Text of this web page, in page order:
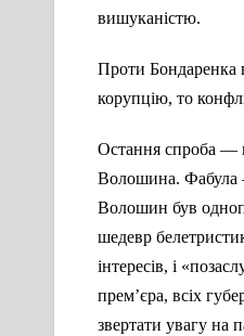
вишуканістю.
Проти Бондаренка
корупцію, то
Остання спроба —
Волошина. Фабула
Волошин був
шедевр
інтересів, і
прем’єра, всіх
звертати увагу на